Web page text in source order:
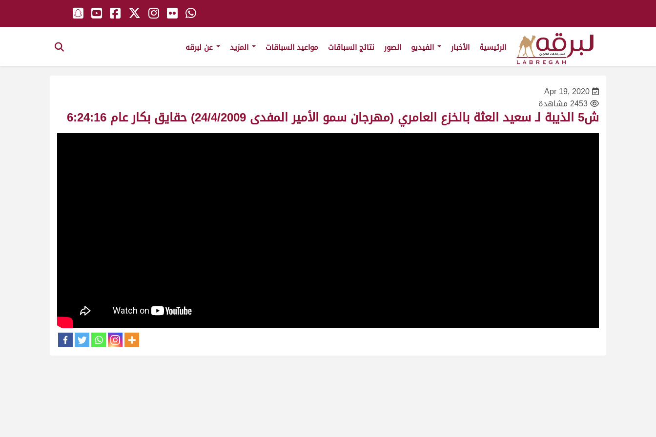
الرئيسية الأخبار الصور نتائج السباقات مواعيد السباقات
Apr 19, 2020
2453 مشاهدة
ش5 الذيبة لـ سعيد العثة بالخزع العامري (مهرجان سمو الأمير المفدى 24/4/2009) حقايق بكار عام 6:24:16